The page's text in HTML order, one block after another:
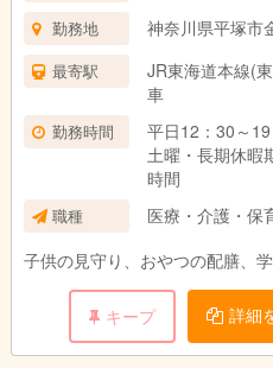
＜その他詳細＞
・乗車する子どもは、3歳～12歳
・添乗スタッフがつきます。送
での送迎業務をお願いする場合が
・車種はホンダフリード（社用車
※雇用期間あり 6ヶ月（原則更
勤務地 神奈川県平塚市
最寄駅
JR東海道本線(
車
勤務時間
平日12：30～
土曜・長期休
時間
職種
医療・介護・保
子供の見守り、おやつの配膳、
キープ 詳細